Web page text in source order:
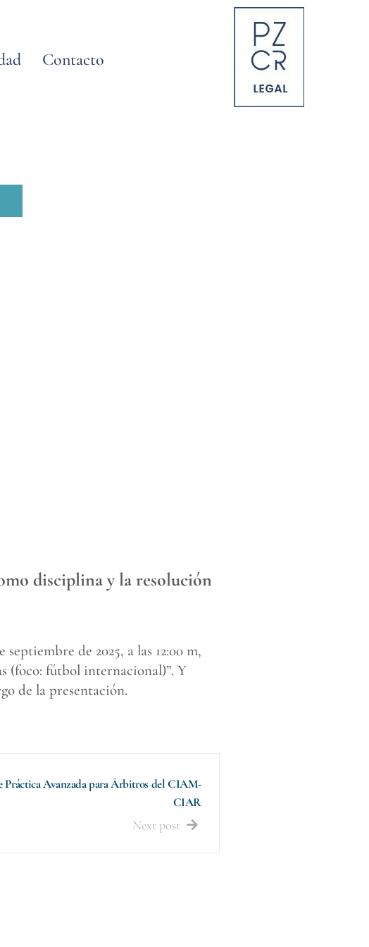
Contacto
disciplina y la resolución
de 2025, a las 12:00 m,
(foco: fútbol internacional)”. Y
de la presentación.
Práctica Avanzada para Árbitros del CIAM-
CIAR
Next post